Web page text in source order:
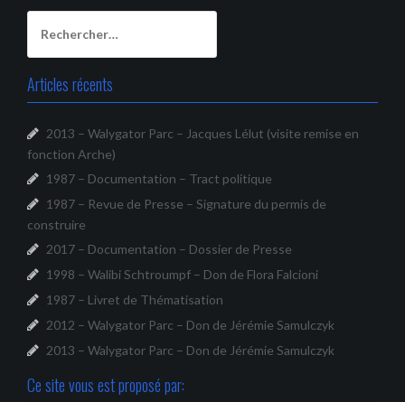
Articles récents
2013 – Walygator Parc – Jacques Lélut (visite remise en
fonction Arche)
1987 – Documentation – Tract politique
1987 – Revue de Presse – Signature du permis de
construire
2017 – Documentation – Dossier de Presse
1998 – Walibi Schtroumpf – Don de Flora Falcioni
1987 – Livret de Thématisation
2012 – Walygator Parc – Don de Jérémie Samulczyk
2013 – Walygator Parc – Don de Jérémie Samulczyk
Ce site vous est proposé par: